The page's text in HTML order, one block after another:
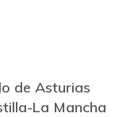
de Asturias
La Mancha